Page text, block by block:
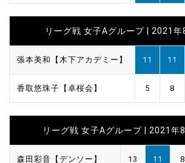
リーグ戦 女子Aグループ | 2021
張本美和【木下アカデミー】 11 11
香取悠珠子【卓桜会】 5 8
リーグ戦 女子Aグループ | 2021年
森田彩音【デンソー】 13 11 8